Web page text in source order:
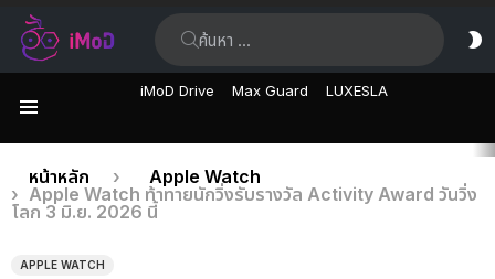
iMoD Drive Max Guard LUXESLA
เรื่อง
ล่าสุด
คุณอยู่ที่นี่:
หน้าหลัก
Apple Watch
Apple Watch ท้าทายนักวิ่งรับรางวัล Activity Award วันวิ่ง
โลก 3 มิ.ย. 2026 นี้
APPLE WATCH